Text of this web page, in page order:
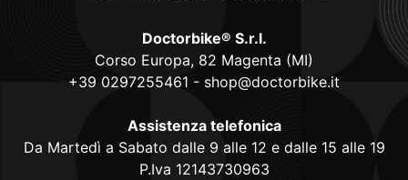
Doctorbike® S.r.l.
Corso Europa, 82 Magenta (MI)
+39 0297255461 - shop@doctorbike.it
Assistenza telefonica
Da Martedì a Sabato dalle 9 alle 12 e dalle 15 alle 19
P.Iva 12143730963